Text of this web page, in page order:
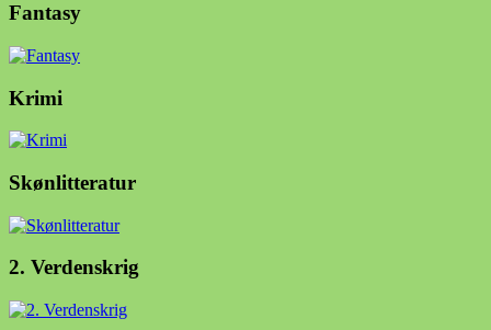
Fantasy
Krimi
Skønlitteratur
2. Verdenskrig